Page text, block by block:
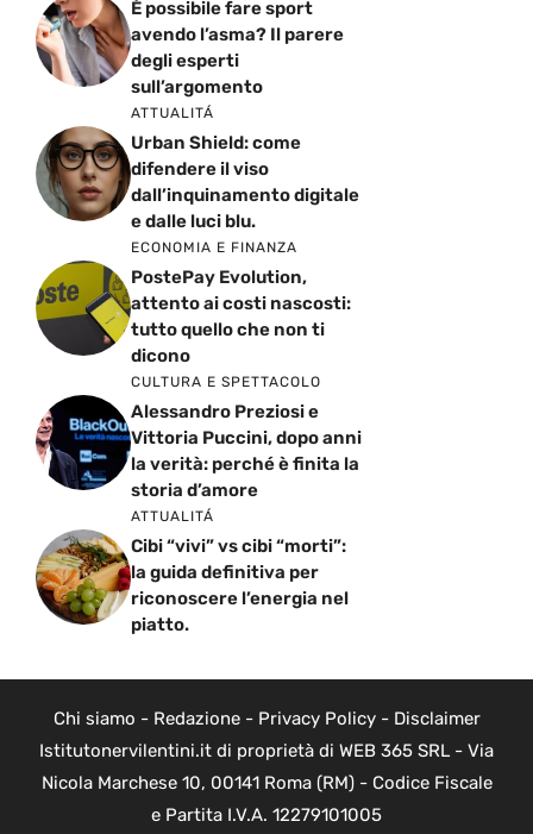
È possibile fare sport
avendo l’asma? Il parere
degli esperti
sull’argomento
ATTUALITÁ
Urban Shield: come
difendere il viso
dall’inquinamento digitale
e dalle luci blu.
ECONOMIA E FINANZA
PostePay Evolution,
attento ai costi nascosti:
tutto quello che non ti
dicono
CULTURA E SPETTACOLO
Alessandro Preziosi e
Vittoria Puccini, dopo anni
la verità: perché è finita la
storia d’amore
ATTUALITÁ
Cibi “vivi” vs cibi “morti”:
la guida definitiva per
riconoscere l’energia nel
piatto.
Chi siamo - Redazione- Privacy Policy- Disclaimer
Istitutonervilentini.it di proprietà di WEB 365 SRL - Via
Nicola Marchese 10, 00141 Roma (RM) - Codice Fiscale
e Partita I.V.A. 12279101005